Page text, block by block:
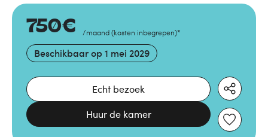
750€ /maand (kosten inbegrepen)*
Beschikbaar op 1 mei 2029
Echt bezoek
Huur de kamer